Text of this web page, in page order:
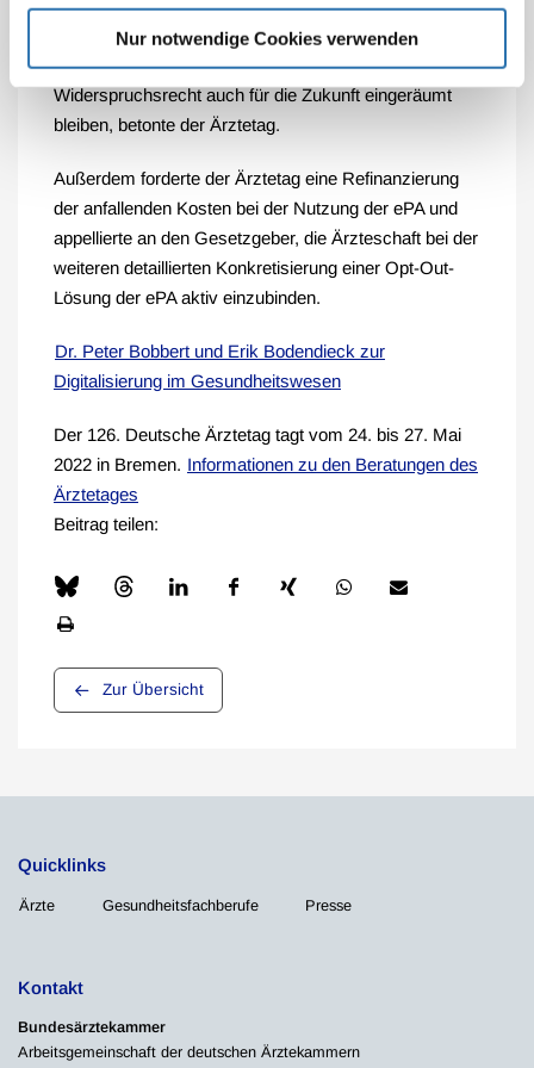
Nur notwendige Cookies verwenden
entsprechend einfach und verständlich zum
Verwendungszweck der Daten aufgeklärt wurde und
dem eingewilligt hat. Dabei muss ihm ein
Widerspruchsrecht auch für die Zukunft eingeräumt
bleiben, betonte der Ärztetag.
Außerdem forderte der Ärztetag eine Refinanzierung
der anfallenden Kosten bei der Nutzung der ePA und
appellierte an den Gesetzgeber, die Ärzteschaft bei der
weiteren detaillierten Konkretisierung einer Opt-Out-
Lösung der ePA aktiv einzubinden.
Dr. Peter Bobbert und Erik Bodendieck zur
Digitalisierung im Gesundheitswesen
Der 126. Deutsche Ärztetag tagt vom 24. bis 27. Mai
2022 in Bremen. Informationen zu den Beratungen des
Ärztetages
Beitrag teilen:
Zur Übersicht
Quicklinks
Ärzte Gesundheitsfachberufe Presse
Kontakt
Bundesärztekammer
Arbeitsgemeinschaft der deutschen Ärztekammern